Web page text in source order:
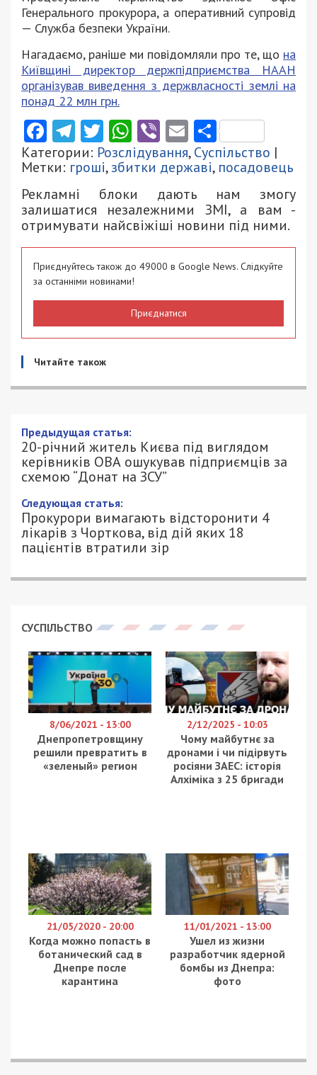
Генерального прокурора, а оперативний супровід
— Служба безпеки України.
Нагадаємо, раніше ми повідомляли про те, що на
Київщині директор держпідприємства НААН
організував виведення з держвласності землі на
понад 22 млн грн.
Facebook
Telegram
Twitter
WhatsApp
ViberEmail
Категории: Розслідування,Суспільство |
Метки: гроші,збитки державі, посадовець
Рекламні блоки дають нам змогу
залишатися незалежними ЗМІ, а вам -
отримувати найсвіжіші новини під ними.
Приєднуйтесь також до 49000 в Google News. Слідкуйте
за останніми новинами!
Приєднатися
Читайте також
Предыдущая статья:
20-річний житель Києва під виглядом
керівників ОВА ошукував підприємців за
схемою “Донат на ЗСУ”
Следующая статья:
Прокурори вимагають відсторонити 4
лікарів з Чорткова, від дій яких 18
пацієнтів втратили зір
СУСПІЛЬСТВО
8/06/2021 - 13:00
Днепропетровщину
решили превратить в
«зеленый» регион
2/12/2025 - 10:03
Чому майбутнє за
дронами і чи підірвуть
росіяни ЗАЕС: історія
Алхіміка з 25 бригади
21/05/2020 - 20:00
Когда можно попасть в
ботанический сад в
Днепре после
карантина
11/01/2021 - 13:00
Ушел из жизни
разработчик ядерной
бомбы из Днепра:
фото